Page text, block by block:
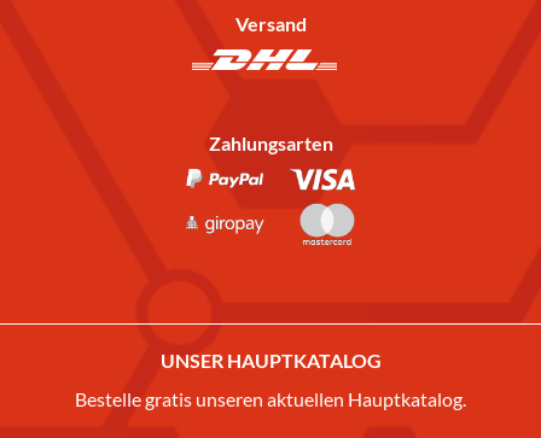
Versand
Zahlungsarten
UNSER HAUPTKATALOG
Bestelle gratis unseren aktuellen Hauptkatalog.